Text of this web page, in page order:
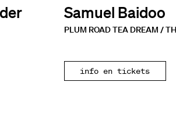
Samuel Baidoo
PLUM ROAD TEA DREAM /
info en tickets